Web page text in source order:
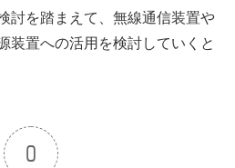
討を踏まえて、無線通信装置や
装置への活用を検討していくと
0